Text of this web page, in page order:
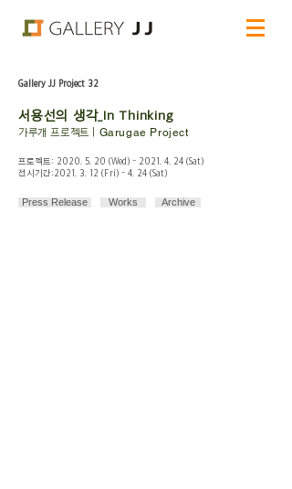
Gallery JJ Project 32
서용선의 생각_In Thinking
가루개 프로젝트 | Garugae Project
프로젝트: 2020. 5. 20 (Wed) - 2021. 4. 24 (Sat)
전시기간:2021. 3. 12 (Fri) - 4. 24 (Sat)
Press Release Works Archive